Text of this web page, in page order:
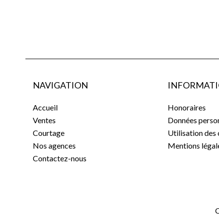
NAVIGATION
Accueil
Ventes
Courtage
Nos agences
Contactez-nous
Honoraires
Données
Utilisation des
Mentions